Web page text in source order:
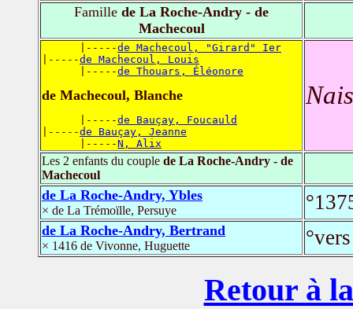
Famille de La Roche-Andry - de
Machecoul
      |-----
de Machecoul, "Girard" Ier
|-----de Machecoul, Louis
      |-----
de Thouars, Éléonore
de Machecoul, Blanche
      |-----
de Bauçay, Foucauld
|-----de Bauçay, Jeanne
      |-----
N, Alix
Les 2 enfants du couple de La Roche-Andry - de
Machecoul
de La Roche-Andry, Ybles
× de La Trémoïlle, Persuye
de La Roche-Andry, Bertrand
× 1416 de Vivonne, Huguette
Retour à